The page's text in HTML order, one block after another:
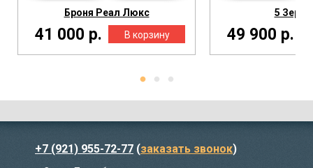
Броня Реал Люкс
41 000 р.
5
49 900 р.
+7 (921) 955-72-77 (заказать звонок)